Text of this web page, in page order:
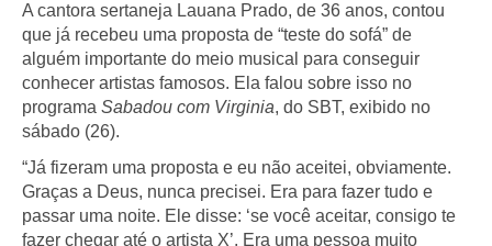
A cantora sertaneja Lauana Prado, de 36 anos, contou
que já recebeu uma proposta de “teste do sofá” de
alguém importante do meio musical para conseguir
conhecer artistas famosos. Ela falou sobre isso no
programa Sabadou com Virginia, do SBT, exibido no
sábado (26).
“Já fizeram uma proposta e eu não aceitei, obviamente.
Graças a Deus, nunca precisei. Era para fazer tudo e
passar uma noite. Ele disse: ‘se você aceitar, consigo te
fazer chegar até o artista X’. Era uma pessoa muito